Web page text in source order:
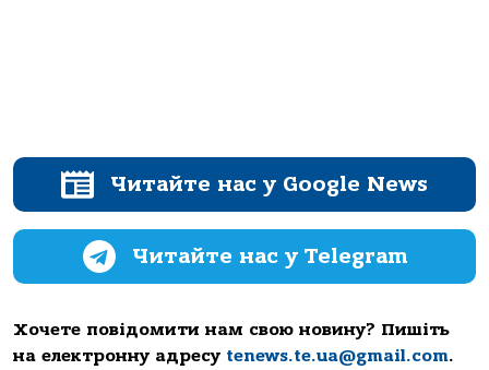
Читайте нас у Google News
Читайте нас у Telegram
Хочете повідомити нам свою новину? Пишіть
на електронну адресу tenews.te.ua@gmail.com.